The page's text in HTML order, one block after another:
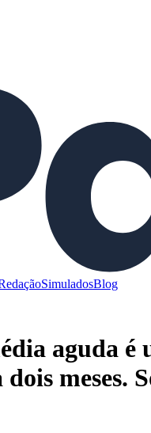
SimuladosBlog
aguda é
meses.